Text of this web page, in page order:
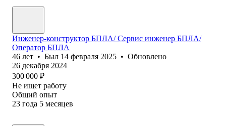
Инженер-конструктор БПЛА/ Сервис инженер БПЛА/
Оператор БПЛА
46 лет • Был 14 февраля 2025 • Обновлено
26 декабря 2024
300 000 ₽
Не ищет работу
Общий опыт
23 года 5 месяцев